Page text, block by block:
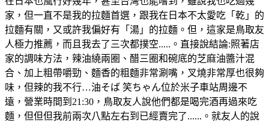
家，但一直不是我的拉麵首選，跟我在日本不太愛吃「乾」的
拉麵有關，又或許我偏好有「湯」的拉麵。但，這家是鳥取友
人極力推薦，而且我去了三次都撲空.....。直接說結論:照著店
家的調味方法，辣油繞兩圈、醋三圈和碗底的芝麻油醬汁混
合、加上粗帶嚼勁、麵香的粗麵非常涮嘴，叉燒非常厚也很夠
味，但辣的我不行…油そば 笑ちゃん位於米子車站周邊不
遠，營業時間到21:30，鳥取友人說他們都是喝完酒再過來吃
麵，但但但我前兩次八點左右到已經賣完了......。就友人的說